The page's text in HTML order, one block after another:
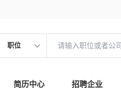
职位
简历中心 招聘企业